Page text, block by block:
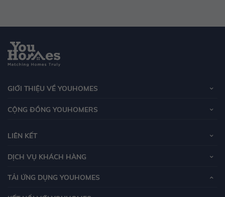
GIỚI THIỆU VỀ YOUHOMES
CỘNG ĐỒNG YOUHOMERS
LIÊN KẾT
DỊCH VỤ KHÁCH HÀNG
TẢI ỨNG DỤNG YOUHOMES